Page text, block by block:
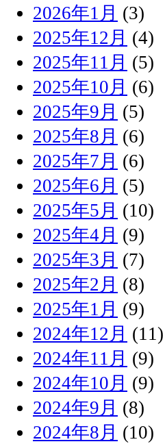
2026年1月 (3)
2025年12月 (4)
2025年11月 (5)
2025年10月 (6)
2025年9月 (5)
2025年8月 (6)
2025年7月 (6)
2025年6月 (5)
2025年5月 (10)
2025年4月 (9)
2025年3月 (7)
2025年2月 (8)
2025年1月 (9)
2024年12月 (11)
2024年11月 (9)
2024年10月 (9)
2024年9月 (8)
2024年8月 (10)